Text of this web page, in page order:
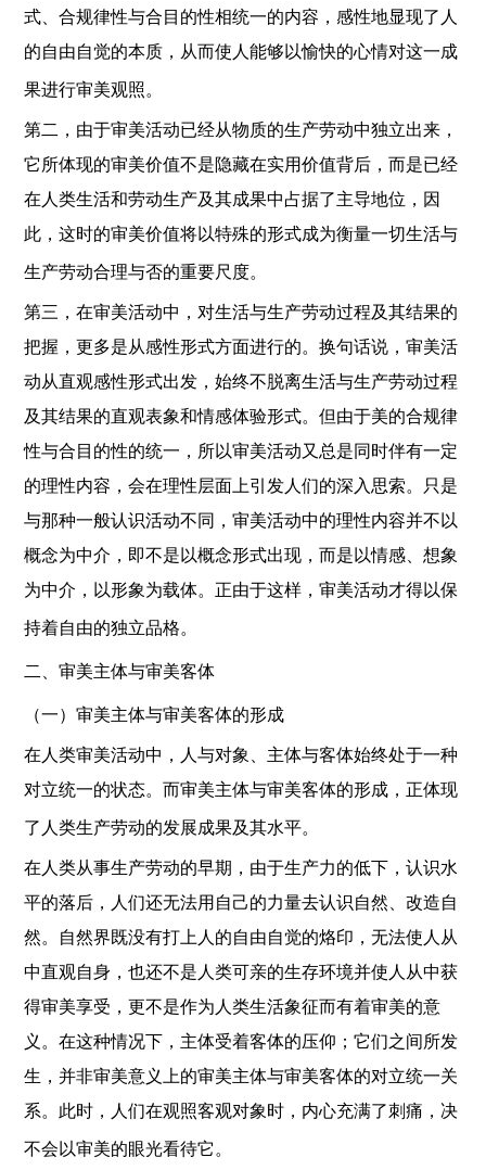
式、合规律性与合目的性相统一的内容，感性地显现了人
的自由自觉的本质，从而使人能够以愉快的心情对这一成
果进行审美观照。
第二，由于审美活动已经从物质的生产劳动中独立出来，
它所体现的审美价值不是隐藏在实用价值背后，而是已经
在人类生活和劳动生产及其成果中占据了主导地位，因
此，这时的审美价值将以特殊的形式成为衡量一切生活与
生产劳动合理与否的重要尺度。
第三，在审美活动中，对生活与生产劳动过程及其结果的
把握，更多是从感性形式方面进行的。换句话说，审美活
动从直观感性形式出发，始终不脱离生活与生产劳动过程
及其结果的直观表象和情感体验形式。但由于美的合规律
性与合目的性的统一，所以审美活动又总是同时伴有一定
的理性内容，会在理性层面上引发人们的深入思索。只是
与那种一般认识活动不同，审美活动中的理性内容并不以
概念为中介，即不是以概念形式出现，而是以情感、想象
为中介，以形象为载体。正由于这样，审美活动才得以保
持着自由的独立品格。
二、审美主体与审美客体
（一）审美主体与审美客体的形成
在人类审美活动中，人与对象、主体与客体始终处于一种
对立统一的状态。而审美主体与审美客体的形成，正体现
了人类生产劳动的发展成果及其水平。
在人类从事生产劳动的早期，由于生产力的低下，认识水
平的落后，人们还无法用自己的力量去认识自然、改造自
然。自然界既没有打上人的自由自觉的烙印，无法使人从
中直观自身，也还不是人类可亲的生存环境并使人从中获
得审美享受，更不是作为人类生活象征而有着审美的意
义。在这种情况下，主体受着客体的压仰；它们之间所发
生，并非审美意义上的审美主体与审美客体的对立统一关
系。此时，人们在观照客观对象时，内心充满了刺痛，决
不会以审美的眼光看待它。